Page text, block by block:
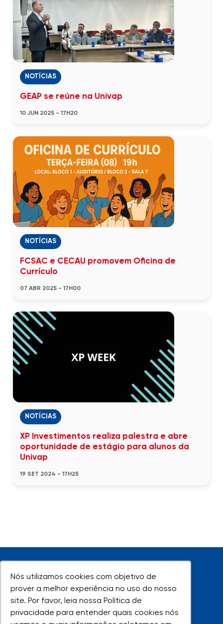
Nós utilizamos cookies com objetivo de
prover a melhor experiência no uso do nosso
site. Por favor, leia nossa Política de
privacidade para entender quais cookies nós
Nós utilizamos cookies com objetivo de
prover a melhor experiência no uso do nosso
site. Por favor, leia nossa Política de
privacidade para entender quais cookies nós
NOTÍCIAS
GEAP se reúne na Univap
10 JUN 2025 - 17H20
NOTÍCIAS
FCSAC e CECAU promovem Oficina de
Currículo
07 ABR 2025 - 17H00
NOTÍCIAS
XP Investimentos realiza palestra e abre
oportunidade de estágio para alunos da
Univap
19 SET 2024 - 17H25
UNIVAP - Todos os direitos reservados